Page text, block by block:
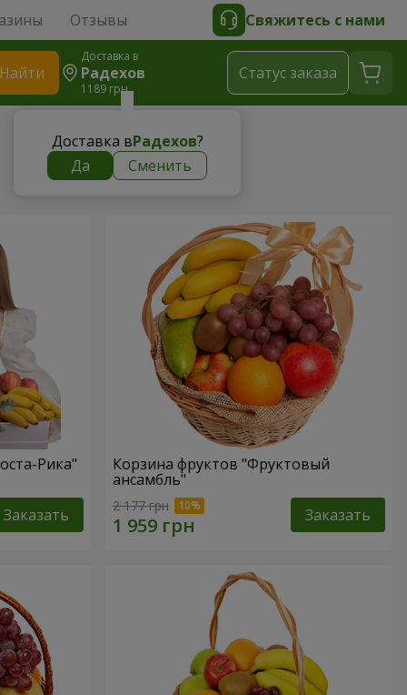
Отзывы Свяжитесь с нами
Найти
Доставка в
Радехов
1189 грн
Доставка вРадехов?
Да
Сменить
Cтатус заказа
Рика"
Заказать
Корзина фруктов "Фруктовый
ансамбль"
2 177 грн Заказать